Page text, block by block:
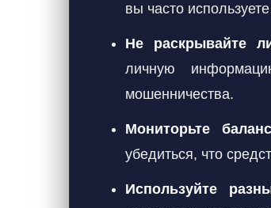
вы часто
Не раскрывайте
личную
мошенничества.
Мониторьте
убедиться, что
Используйте